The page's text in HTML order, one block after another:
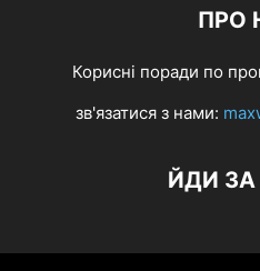
ПРО
Корисні поради по
зв'язатися з нами:
ЙДИ